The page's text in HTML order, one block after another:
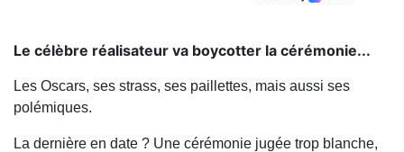
Le célèbre réalisateur va boycotter la cérémonie...
Les Oscars, ses strass, ses paillettes, mais aussi ses
polémiques.
La dernière en date ? Une cérémonie jugée trop blanche,